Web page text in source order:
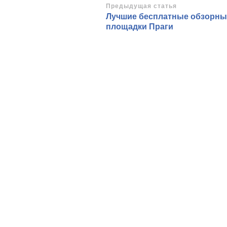
Навигация
по
Предыдущая статья
Лучшие бесплатные
площадки Праги